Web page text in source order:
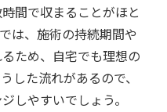
間で収まることがほと
は、施術の持続期間や
ため、自宅でも理想の
した流れがあるので、
しやすいでしょう。